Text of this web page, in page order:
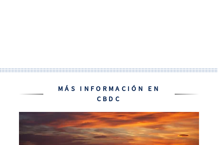
MÁS INFORMACIÓN EN
CBDC